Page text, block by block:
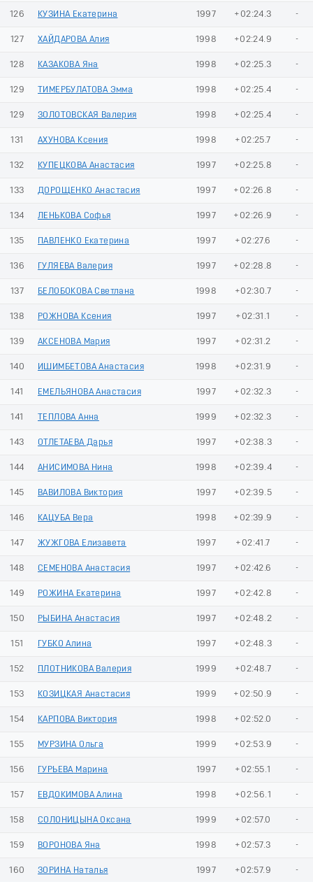
126 КУЗИНА Екатерина 1997 +02:24.3 -
127 ХАЙДАРОВА Алия 1998 +02:24.9 -
128 КАЗАКОВА Яна 1998 +02:25.3 -
129 ТИМЕРБУЛАТОВА Эмма 1998 +02:25.4 -
129 ЗОЛОТОВСКАЯ Валерия 1998 +02:25.4 -
131 АХУНОВА Ксения 1998 +02:25.7 -
132 КУПЕЦКОВА Анастасия 1997 +02:25.8 -
133 ДОРОЩЕНКО Анастасия 1997 +02:26.8 -
134 ЛЕНЬКОВА Софья 1997 +02:26.9 -
135 ПАВЛЕНКО Екатерина 1997 +02:27.6 -
136 ГУЛЯЕВА Валерия 1997 +02:28.8 -
137 БЕЛОБОКОВА Светлана 1998 +02:30.7 -
138 РОЖНОВА Ксения 1997 +02:31.1 -
139 АКСЕНОВА Мария 1997 +02:31.2 -
140 ИШИМБЕТОВА Анастасия 1998 +02:31.9 -
141 ЕМЕЛЬЯНОВА Анастасия 1997 +02:32.3 -
141 ТЕПЛОВА Анна 1999 +02:32.3 -
143 ОТЛЕТАЕВА Дарья 1997 +02:38.3 -
144 АНИСИМОВА Нина 1998 +02:39.4 -
145 ВАВИЛОВА Виктория 1997 +02:39.5 -
146 КАЦУБА Вера 1998 +02:39.9 -
147 ЖУЖГОВА Елизавета 1997 +02:41.7 -
148 СЕМЕНОВА Анастасия 1997 +02:42.6 -
149 РОЖИНА Екатерина 1997 +02:42.8 -
150 РЫБИНА Анастасия 1997 +02:48.2 -
151 ГУБКО Алина 1997 +02:48.3 -
152 ПЛОТНИКОВА Валерия 1999 +02:48.7 -
153 КОЗИЦКАЯ Анастасия 1999 +02:50.9 -
154 КАРПОВА Виктория 1998 +02:52.0 -
155 МУРЗИНА Ольга 1999 +02:53.9 -
156 ГУРЬЕВА Марина 1997 +02:55.1 -
157 ЕВДОКИМОВА Алина 1998 +02:56.1 -
158 СОЛОНИЦЫНА Оксана 1999 +02:57.0 -
159 ВОРОНОВА Яна 1998 +02:57.3 -
160 ЗОРИНА Наталья 1997 +02:57.9 -